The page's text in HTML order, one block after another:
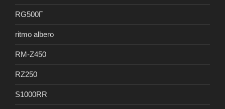
RG500Γ
ritmo albero
RM-Z450
RZ250
S1000RR